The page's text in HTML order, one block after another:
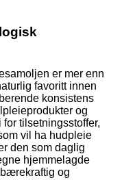
er mer enn
favoritt innen
konsistens
og
tilsetningsstoffer,
vil ha hudpleie
den som daglig
hjemmelagde
og